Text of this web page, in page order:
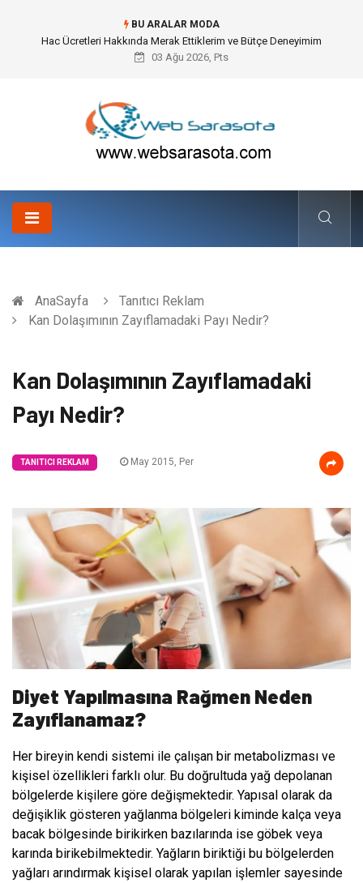
BU ARALAR MODA
Öneri Sistemi ile Kurumsal İnovasyonun Dijitalleşmesi
03 Ağu 2026, Pts
AnaSayfa
Tanıtıcı Reklam
Kan Dolaşımının Zayıflamadaki Payı Nedir?
Kan Dolaşımının Zayıflamadaki
Payı Nedir?
TANITICI REKLAM May 2015, Per
Diyet Yapılmasına Rağmen Neden
Zayıflanamaz?
Her bireyin kendi sistemi ile çalışan bir metabolizması ve
kişisel özellikleri farklı olur. Bu doğrultuda yağ depolanan
bölgelerde kişilere göre değişmektedir. Yapısal olarak da
değişiklik gösteren yağlanma bölgeleri kiminde kalça veya
bacak bölgesinde birikirken bazılarında ise göbek veya
karında birikebilmektedir. Yağların biriktiği bu bölgelerden
yağları arındırmak kişisel olarak yapılan işlemler sayesinde